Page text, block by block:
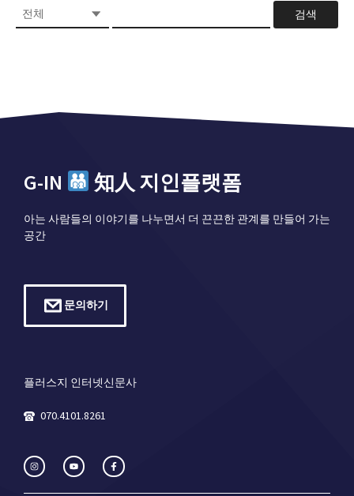
검색
G-IN 知人 지인플랫폼
아는 사람들의 이야기를 나누면서 더 끈끈한 관계를 만들어 가는
공간
문의하기
플러스지 인터넷신문사
070.4101.8261